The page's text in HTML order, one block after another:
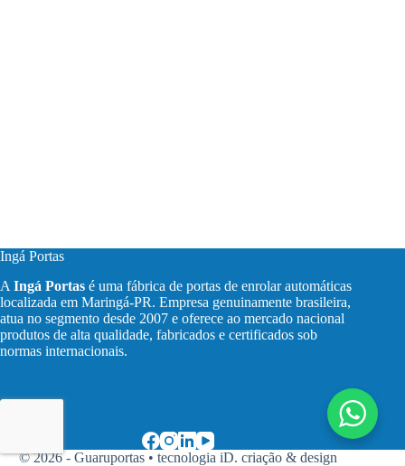
Ingá Portas
A Ingá Portas é uma fábrica de portas de enrolar automáticas
localizada em Maringá-PR. Empresa genuinamente brasileira,
atua no segmento desde 2007 e oferece ao mercado nacional
produtos de alta qualidade, fabricados e certificados sob
normas internacionais.
© 2026 - Guaruportas •tecnologia iD. criação & design